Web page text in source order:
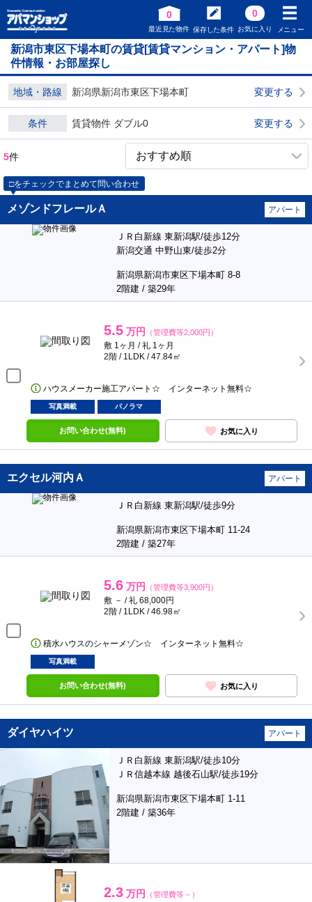
0
最近見た物件 保存した条件
0
お気に入り メニュー
新潟市東区下場本町の賃貸[賃貸マンション・アパート]物
件情報・お部屋探し
地域・路線 新潟県新潟市東区下場本町 変更する
条件 賃貸物件 ダブル0 変更する
5件
□をチェックでまとめて問い合わせ
メゾンドフレールＡ アパート
ＪＲ白新線 東新潟駅/徒歩12分
新潟交通 中野山東/徒歩2分
新潟県新潟市東区下場本町 8-8
2階建 / 築29年
5.5 万円 （管理費等2,000円）
敷 1ヶ月 / 礼 1ヶ月
2階 / 1LDK / 47.84㎡
ハウスメーカー施工アパート☆ インターネット無料☆
写真満載 パノラマ
お問い合わせ(無料) お気に入り
エクセル河内Ａ アパート
ＪＲ白新線 東新潟駅/徒歩9分
新潟県新潟市東区下場本町 11-24
2階建 / 築27年
5.6 万円 （管理費等3,900円）
敷 － / 礼 68,000円
2階 / 1LDK / 46.98㎡
積水ハウスのシャーメゾン☆ インターネット無料☆
写真満載
お問い合わせ(無料) お気に入り
ダイヤハイツ アパート
ＪＲ白新線 東新潟駅/徒歩10分
ＪＲ信越本線 越後石山駅/徒歩19分
新潟県新潟市東区下場本町 1-11
2階建 / 築36年
2.3 万円 （管理費等－）